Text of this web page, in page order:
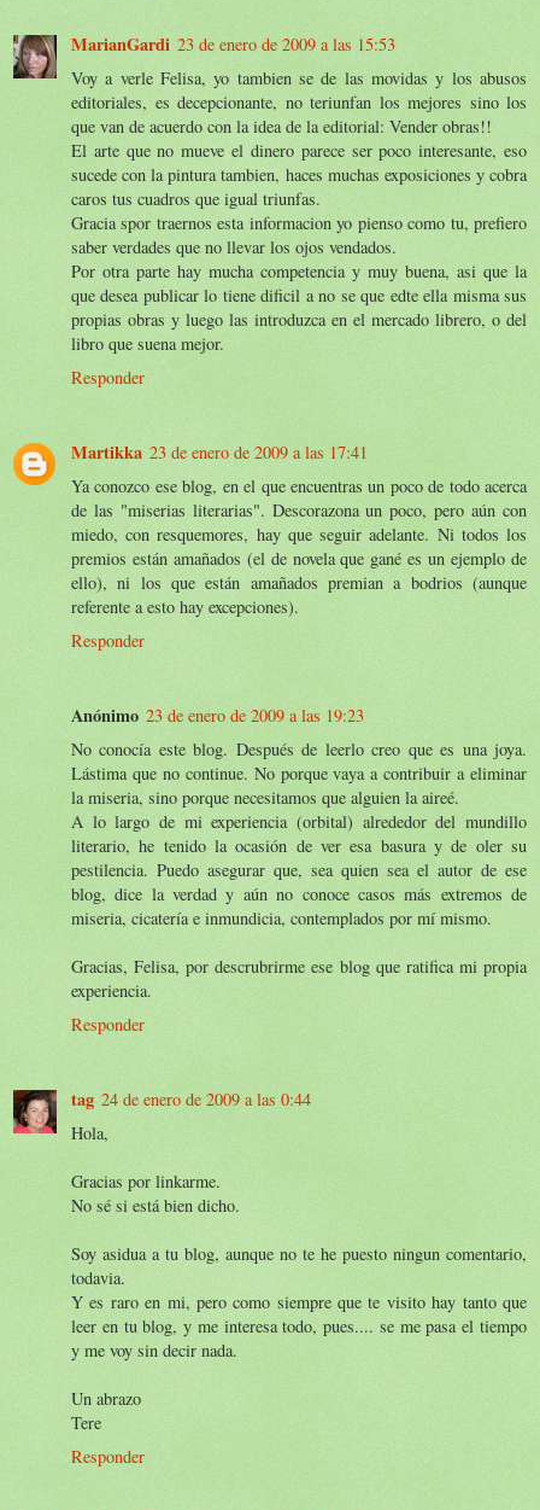
MarianGardi 23 de enero de 2009 a las 15:53
Voy a verle Felisa, yo tambien se de las movidas y los abusos
editoriales, es decepcionante, no teriunfan los mejores sino los
que van de acuerdo con la idea de la editorial: Vender obras!!
El arte que no mueve el dinero parece ser poco interesante, eso
sucede con la pintura tambien, haces muchas exposiciones y cobra
caros tus cuadros que igual triunfas.
Gracia spor traernos esta informacion yo pienso como tu, prefiero
saber verdades que no llevar los ojos vendados.
Por otra parte hay mucha competencia y muy buena, asi que la
que desea publicar lo tiene dificil a no se que edte ella misma sus
propias obras y luego las introduzca en el mercado librero, o del
libro que suena mejor.
Responder
Martikka 23 de enero de 2009 a las 17:41
Ya conozco ese blog, en el que encuentras un poco de todo acerca
de las "miserias literarias". Descorazona un poco, pero aún con
miedo, con resquemores, hay que seguir adelante. Ni todos los
premios están amañados (el de novela que gané es un ejemplo de
ello), ni los que están amañados premian a bodrios (aunque
referente a esto hay excepciones).
Responder
Anónimo 23 de enero de 2009 a las 19:23
No conocía este blog. Después de leerlo creo que es una joya.
Lástima que no continue. No porque vaya a contribuir a eliminar
la miseria, sino porque necesitamos que alguien la aireé.
A lo largo de mi experiencia (orbital) alrededor del mundillo
literario, he tenido la ocasión de ver esa basura y de oler su
pestilencia. Puedo asegurar que, sea quien sea el autor de ese
blog, dice la verdad y aún no conoce casos más extremos de
miseria, cicatería e inmundicia, contemplados por mí mismo.
Gracias, Felisa, por descrubrirme ese blog que ratifica mi propia
experiencia.
Responder
tag 24 de enero de 2009 a las 0:44
Hola,
Gracias por linkarme.
No sé si está bien dicho.
Soy asidua a tu blog, aunque no te he puesto ningun comentario,
todavia.
Y es raro en mi, pero como siempre que te visito hay tanto que
leer en tu blog, y me interesa todo, pues.... se me pasa el tiempo
y me voy sin decir nada.
Un abrazo
Tere
Responder